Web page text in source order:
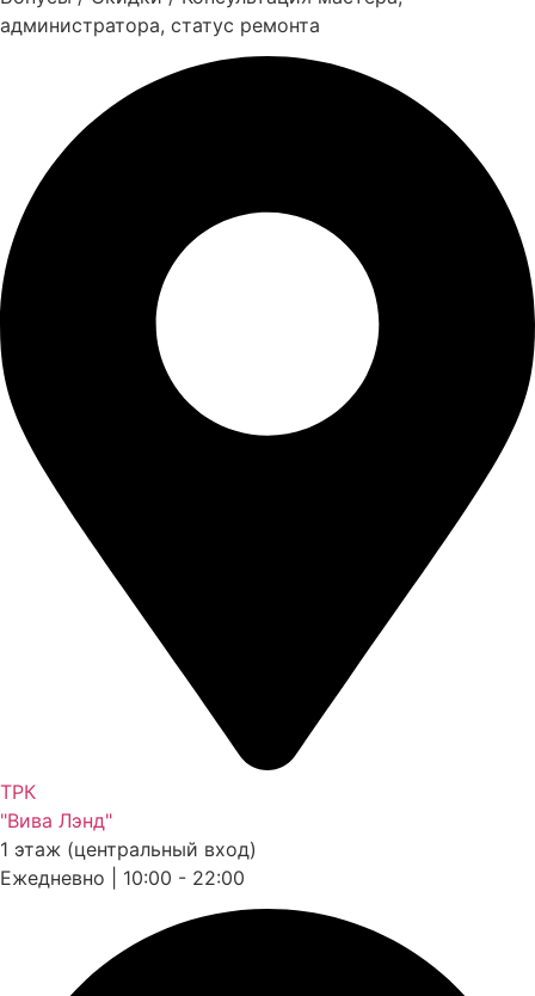
администратора, статус ремонта
ТРК
"Вива Лэнд"
1 этаж (центральный вход)
Ежедневно | 10:00 - 22:00